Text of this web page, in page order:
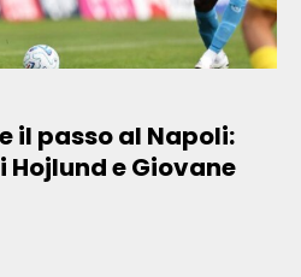
il passo al Napoli:
e Giovane